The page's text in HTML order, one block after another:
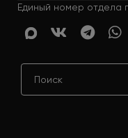
Единый номер отдела